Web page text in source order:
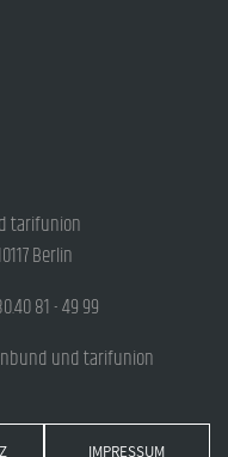
tarifunion
Berlin
81 - 49 99
und tarifunion
IMPRESSUM